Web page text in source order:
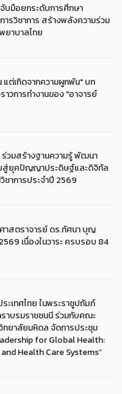
บมือยกระดับการศึกษา
รวิชาการ สร้างพลังความร่วม
าบาลไทย
แต่เกิดจากความผูกพัน" บท
วการทำงานของ "อาจารย์
ร่วมสร้างฐานความรู้ พัฒนา
สู่ยุคปัญญาประดิษฐ์และดิจิทัล
ชาการประจำปี 2569
าสตราจารย์ ดร.ทัศนา บุญ
เนื่องในวาระ ครบรอบ 84
เทศไทย ในพระราชูปถัมภ์
าบรมราชชนนี ร่วมกับคณะ
ยาลัยมหิดล จัดการประชุม
for Global Health:
Health Care Systems”